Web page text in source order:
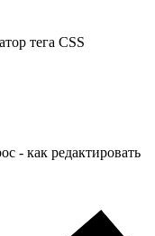
тега CSS
- как редактировать